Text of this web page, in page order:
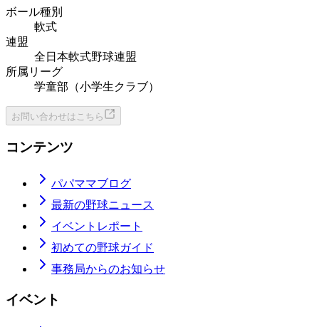
ボール種別
軟式
連盟
全日本軟式野球連盟
所属リーグ
学童部（小学生クラブ）
お問い合わせはこちら
コンテンツ
パパママブログ
最新の野球ニュース
イベントレポート
初めての野球ガイド
事務局からのお知らせ
イベント